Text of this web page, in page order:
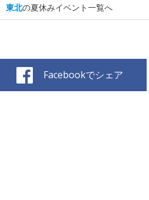
東北の夏休みイベント一覧へ
Facebookでシェア